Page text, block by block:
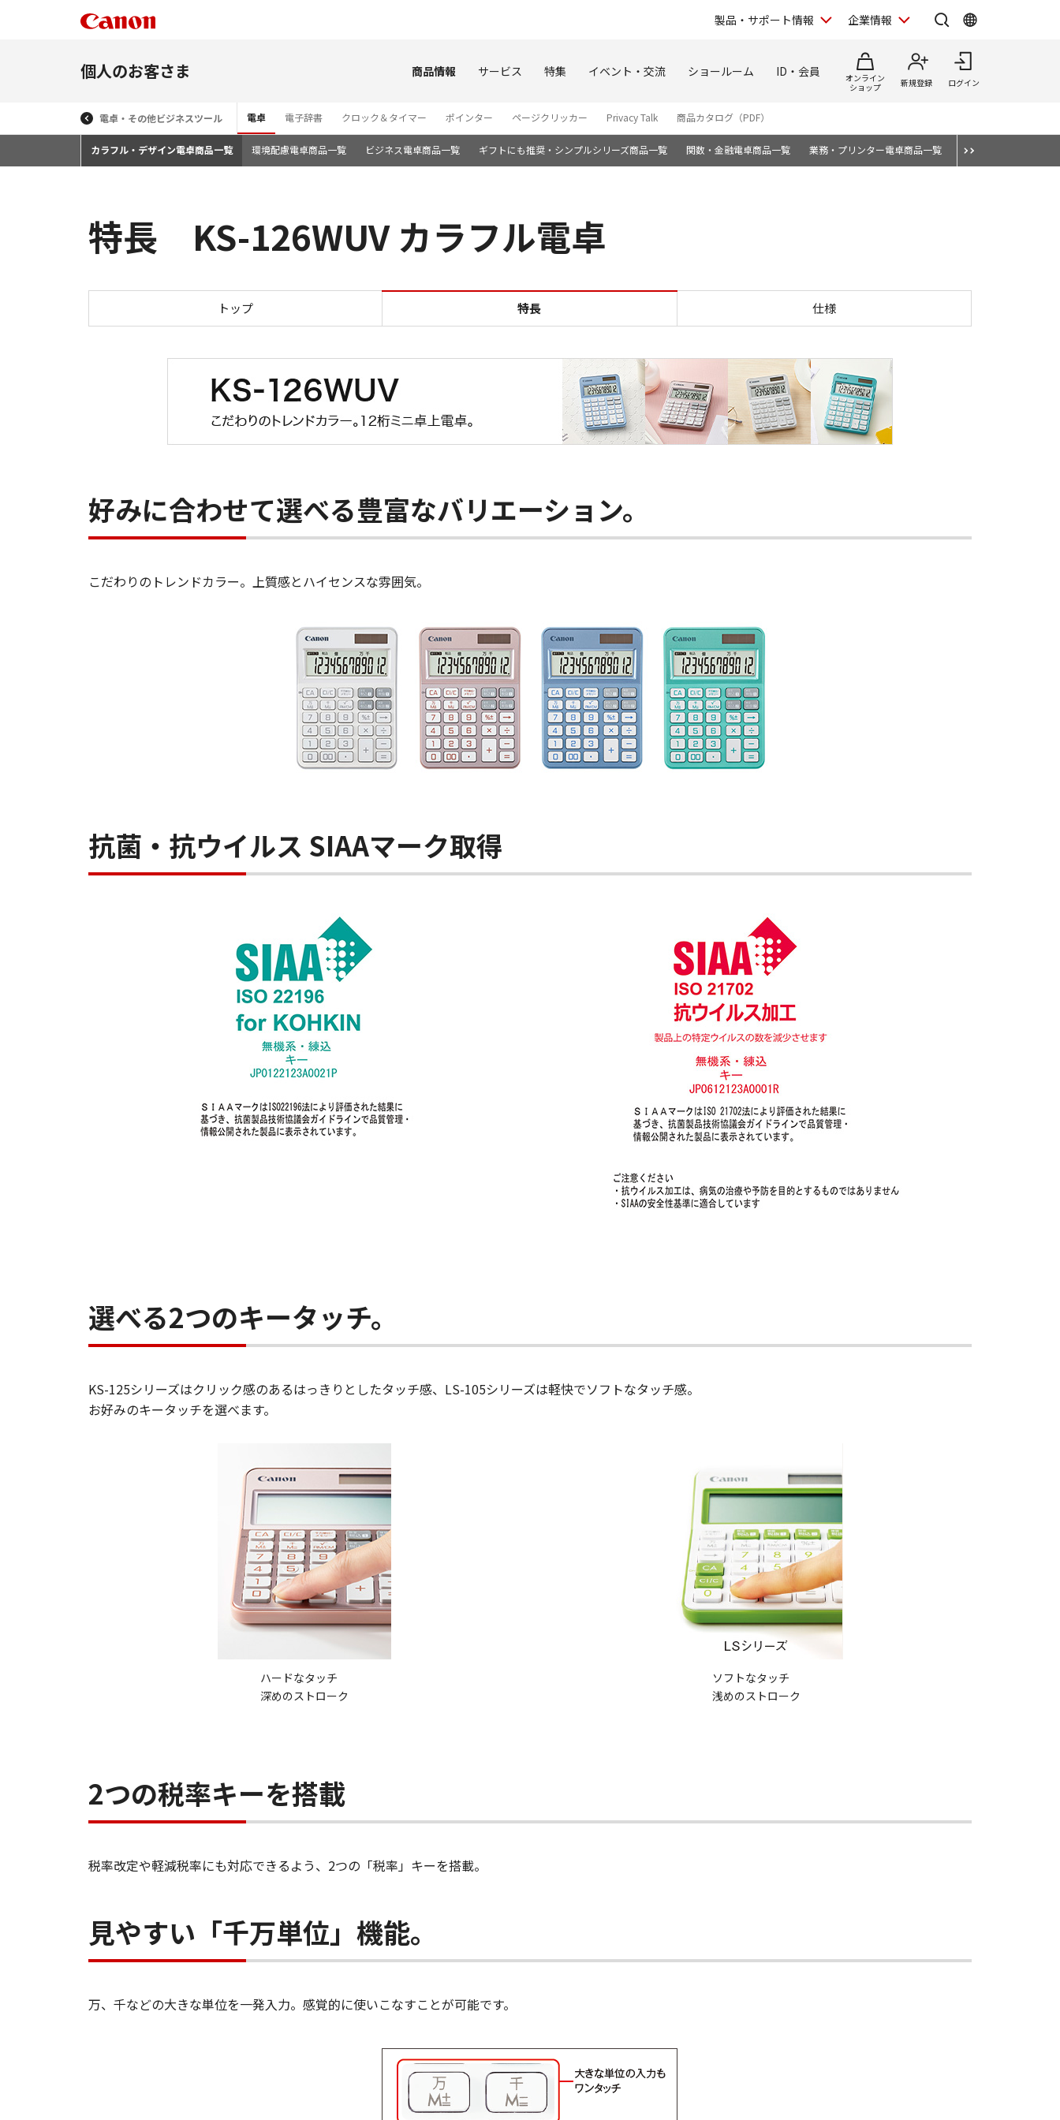
製品・サポート情報 企業情報
個人のお客さま 商品情報 サービス 特集 イベント・交流 ショールーム ID・会員
オンライン
ショップ
新規登録 ログイン
電卓・その他ビジネスツール 電卓 電子辞書 クロック＆タイマー ポインター ページクリッカー Privacy Talk 商品カタログ（PDF）
カラフル・デザイン電卓商品一覧 環境配慮電卓商品一覧 ビジネス電卓商品一覧 ギフトにも推奨・シンプルシリーズ商品一覧 関数・金融電卓商品一覧 業務・プリンター電卓商品一覧 消耗品・オプション
特長 KS-126WUV カラフル電卓
特長 KS-126WUV カラフル電卓
トップ 特長 仕様
好みに合わせて選べる豊富なバリエーション。
こだわりのトレンドカラー。上質感とハイセンスな雰囲気。
抗菌・抗ウイルス SIAAマーク取得
選べる2つのキータッチ。
KS-125シリーズはクリック感のあるはっきりとしたタッチ感、LS-105シリーズは軽快でソフトなタッチ感。
お好みのキータッチを選べます。
ハードなタッチ
深めのストローク
ソフトなタッチ
浅めのストローク
2つの税率キーを搭載
税率改定や軽減税率にも対応できるよう、2つの「税率」キーを搭載。
見やすい「千万単位」機能。
万、千などの大きな単位を一発入力。感覚的に使いこなすことが可能です。